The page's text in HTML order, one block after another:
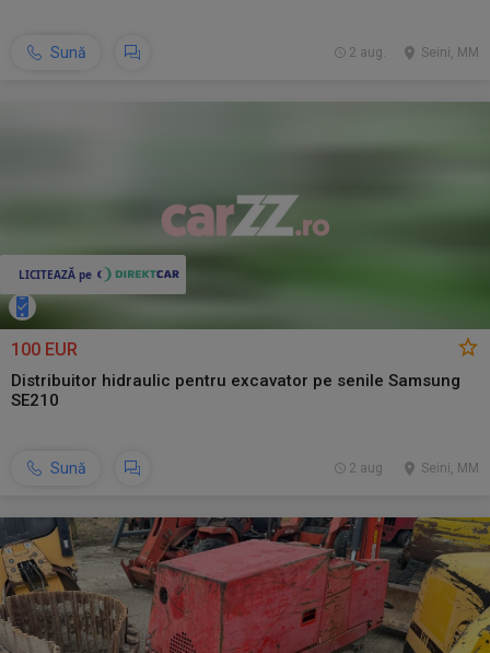
Sună Seini, MM
2 aug.
100 EUR
Distribuitor hidraulic pentru excavator pe senile Samsung
SE210
Sună Seini, MM
2 aug.